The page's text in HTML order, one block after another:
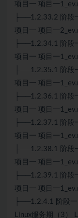
项目一 项目一
├──1.2.33.2 阶段
项目一 项目一
├──1.2.34.1 阶段
项目一 项目一
├──1.2.35.1 阶段
项目一 项目一
├──1.2.36.1 阶段
项目一 项目一
├──1.2.37.1 阶段
项目一 项目一
├──1.2.38.1 阶段
项目一 项目一
├──1.2.39.1 阶段
项目一 项目一
├──1.2.4.1 阶段
Linux服务期（3）